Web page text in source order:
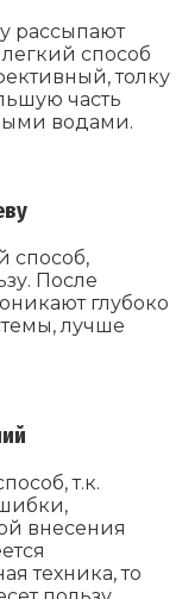
рассыпают
способ
толку
часть
водами.
способ,
После
глубоко
лучше
т.к.
внесения
техника, то